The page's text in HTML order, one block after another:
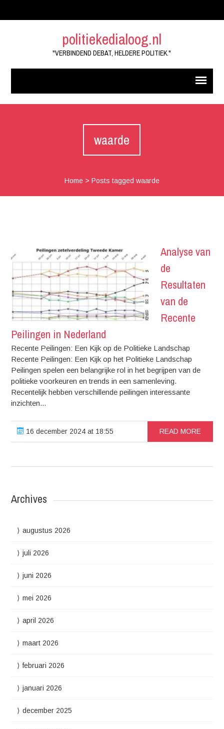
politiekedialoog.nl
"VERBINDEND DEBAT, HELDERE POLITIEK."
waarde
Home> Posts tagged waarde
Analyse van
de
Resultaten
van de
Recente
Peilingen in Nederland
Recente Peilingen: Een Kijk op de Politieke Landschap
Recente Peilingen: Een Kijk op het Politieke Landschap
Peilingen spelen een belangrijke rol in het begrijpen van de
politieke voorkeuren en trends in een samenleving.
Recentelijk hebben verschillende peilingen interessante
inzichten...
16 december 2024 at 18:55 READ MORE
Archives
augustus 2026
juli 2026
juni 2026
mei 2026
april 2026
maart 2026
februari 2026
januari 2026
december 2025